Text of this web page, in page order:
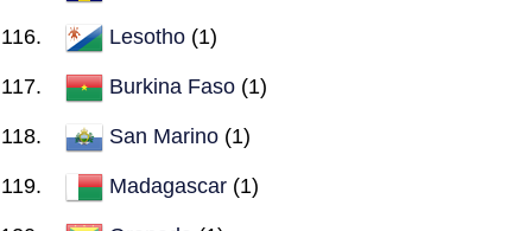
Lesotho (1)
Burkina Faso (1)
San Marino (1)
Madagascar (1)